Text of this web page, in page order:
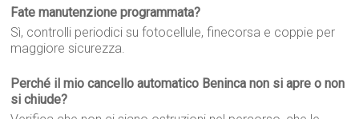
Fate manutenzione programmata?
Sì, controlli periodici su fotocellule, finecorsa e coppie per
maggiore sicurezza.
Perché il mio cancello automatico Beninca non si apre o non
si chiude?